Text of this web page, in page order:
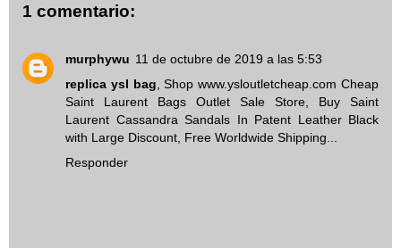
1 comentario:
murphywu 11 de octubre de 2019 a las 5:53
replica ysl bag, Shop www.ysloutletcheap.com Cheap
Saint Laurent Bags Outlet Sale Store, Buy Saint
Laurent Cassandra Sandals In Patent Leather Black
with Large Discount, Free Worldwide Shipping...
Responder